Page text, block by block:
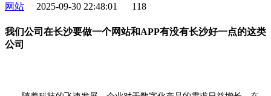
网站 2025-09-30 22:48:01 118
我们公司在长沙要做一个网站和APP有没有长沙好一点的这类
公司